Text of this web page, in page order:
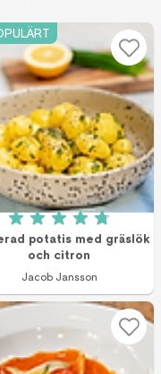
Betyg: 4.8 av 5
potatis med gräslök
och citron
Jacob Jansson